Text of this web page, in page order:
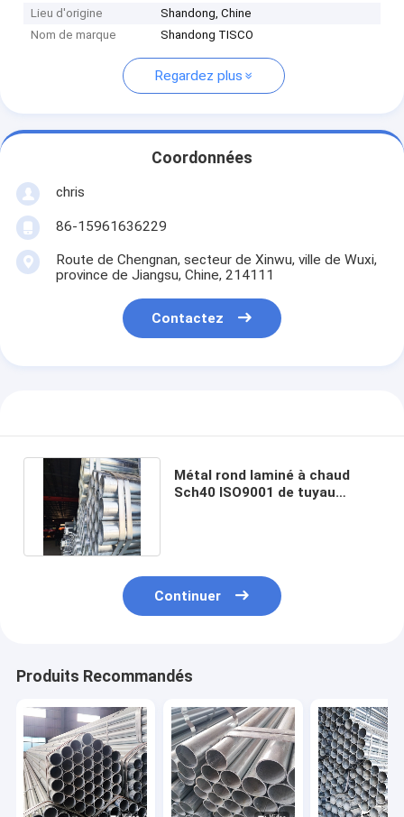
Lieu d'origine
Shandong, Chine
Nom de marque
Shandong TISCO
Regardez plus
Coordonnées
chris
86-15961636229
Route de Chengnan, secteur de Xinwu, ville de Wuxi,
province de Jiangsu, Chine, 214111
Contactez
Métal rond laminé à chaud
Sch40 ISO9001 de tuyau
Continuer
Produits Recommandés